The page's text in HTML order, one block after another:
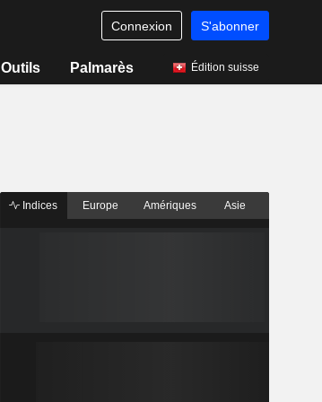
Connexion S'abonner
Outils Palmarès Édition suisse
Indices Europe Amériques Asie